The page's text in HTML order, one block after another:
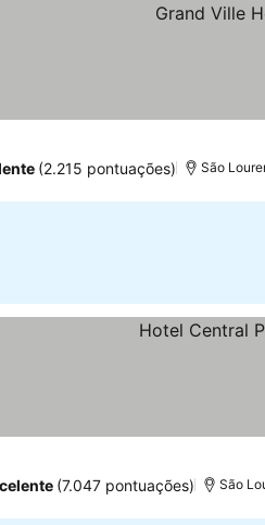
(2.215 pontuações) São
(7.047 pontuações) São